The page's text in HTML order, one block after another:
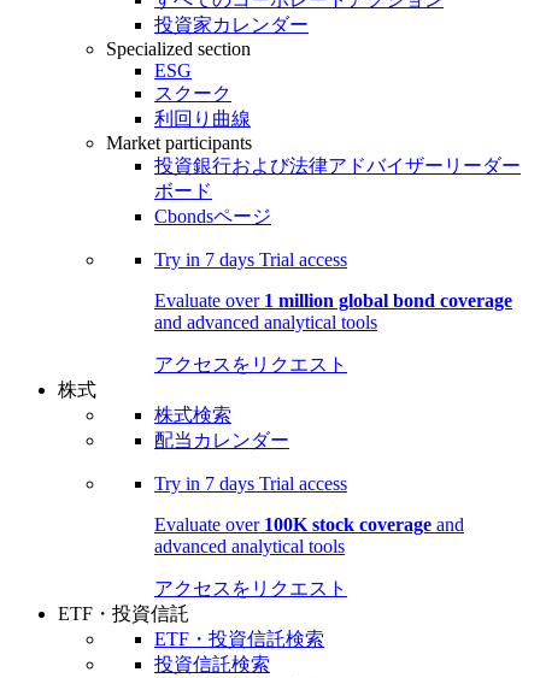
投資家カレンダー
Specialized section
ESG
スクーク
利回り曲線
Market participants
投資銀行および法律アドバイザーリーダー
ボード
Cbondsページ
Try in 7 days Trial access
Evaluate over 1 million global bond coverage
and advanced analytical tools
アクセスをリクエスト
株式
株式検索
配当カレンダー
Try in 7 days Trial access
Evaluate over 100K stock coverage and
advanced analytical tools
アクセスをリクエスト
ETF・投資信託
ETF・投資信託検索
投資信託検索